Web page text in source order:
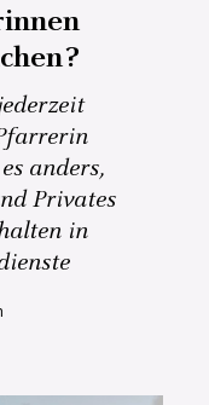
anders,
Privates
in